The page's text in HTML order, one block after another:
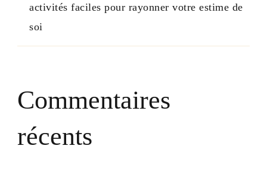
activités faciles pour rayonner votre estime de
soi
Commentaires
récents